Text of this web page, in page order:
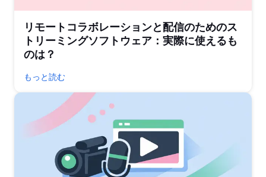
リモートコラボレーションと配信のためのス
トリーミングソフトウェア：実際に使えるも
のは？
もっと読む